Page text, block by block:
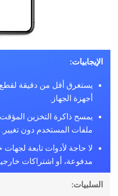
الإيجابيات:
يستغرق أقل من دقيقة
أجهزة الجهاز.
يمسح ذاكرة التخزين
ملفات المستخدم دون تغيير.
لا حاجة لأدوات تابعة
مدفوعة، أو اشتراكات
السلبيات: